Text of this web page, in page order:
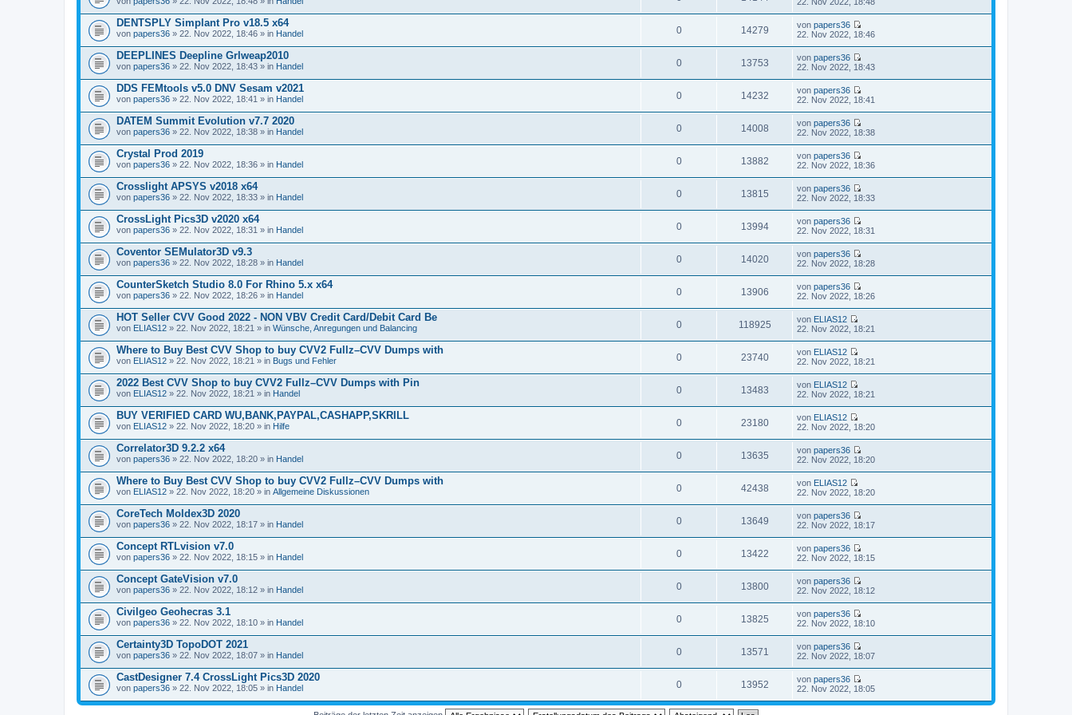
t
r
g
i
t
r
g
s
t
r
i
t
r
g
s
t
r
i
t
r
g
DENTSPLY Simplant Pro v18.5 x64
von papers36 » 22. Nov 2022, 18:46 » in Handel 0 14279 von papers36
N
s
t
r
i
t
r
g
22. Nov 2022, 18:46
DEEPLINES Deepline Grlweap2010
von papers36 » 22. Nov 2022, 18:43 » in Handel 0 13753 von papers36
N
s
t
r
i
t
r
g
22. Nov 2022, 18:43
DDS FEMtools v5.0 DNV Sesam v2021
von papers36 » 22. Nov 2022, 18:41 » in Handel 0 14232 von papers36
N
s
t
r
i
t
r
g
22. Nov 2022, 18:41
DATEM Summit Evolution v7.7 2020
von papers36 » 22. Nov 2022, 18:38 » in Handel 0 14008 von papers36
N
s
t
r
i
t
r
g
22. Nov 2022, 18:38
Crystal Prod 2019
von papers36 » 22. Nov 2022, 18:36 » in Handel 0 13882 von papers36
N
s
t
r
i
t
r
g
22. Nov 2022, 18:36
Crosslight APSYS v2018 x64
von papers36 » 22. Nov 2022, 18:33 » in Handel 0 13815 von papers36
N
s
t
r
i
t
r
g
22. Nov 2022, 18:33
CrossLight Pics3D v2020 x64
von papers36 » 22. Nov 2022, 18:31 » in Handel 0 13994 von papers36
N
s
t
r
i
t
r
g
22. Nov 2022, 18:31
Coventor SEMulator3D v9.3
von papers36 » 22. Nov 2022, 18:28 » in Handel 0 14020 von papers36
N
s
t
r
i
t
r
g
22. Nov 2022, 18:28
CounterSketch Studio 8.0 For Rhino 5.x x64
von papers36 » 22. Nov 2022, 18:26 » in Handel 0 13906 von papers36
N
s
t
r
i
t
r
g
22. Nov 2022, 18:26
HOT Seller CVV Good 2022 - NON VBV Credit Card/Debit Card Be
von ELIAS12 » 22. Nov 2022, 18:21 » in Wünsche, Anregungen und Balancing 0 118925 von ELIAS12
N
s
t
r
i
t
r
a
g
22. Nov 2022, 18:21
Where to Buy Best CVV Shop to buy CVV2 Fullz–CVV Dumps with
von ELIAS12 » 22. Nov 2022, 18:21 » in Bugs und Fehler 0 23740 von ELIAS12
N
s
t
r
e
i
t
r
g
22. Nov 2022, 18:21
2022 Best CVV Shop to buy CVV2 Fullz–CVV Dumps with Pin
von ELIAS12 » 22. Nov 2022, 18:21 » in Handel 0 13483 von ELIAS12
N
s
t
e
r
i
t
r
a
g
22. Nov 2022, 18:21
BUY VERIFIED CARD WU,BANK,PAYPAL,CASHAPP,SKRILL
von ELIAS12 » 22. Nov 2022, 18:20 » in Hilfe 0 23180 von ELIAS12
N
u
e
s
t
r
e
i
t
r
a
g
22. Nov 2022, 18:20
Correlator3D 9.2.2 x64
von papers36 » 22. Nov 2022, 18:20 » in Handel 0 13635 von papers36
N
s
t
r
i
t
r
g
22. Nov 2022, 18:20
Where to Buy Best CVV Shop to buy CVV2 Fullz–CVV Dumps with
von ELIAS12 » 22. Nov 2022, 18:20 » in Allgemeine Diskussionen 0 42438 von ELIAS12
N
u
e
s
t
e
r
e
i
t
r
a
g
22. Nov 2022, 18:20
CoreTech Moldex3D 2020
von papers36 » 22. Nov 2022, 18:17 » in Handel 0 13649 von papers36
N
s
t
r
i
t
r
g
22. Nov 2022, 18:17
Concept RTLvision v7.0
von papers36 » 22. Nov 2022, 18:15 » in Handel 0 13422 von papers36
N
s
t
r
i
t
r
g
22. Nov 2022, 18:15
Concept GateVision v7.0
von papers36 » 22. Nov 2022, 18:12 » in Handel 0 13800 von papers36
N
s
t
r
i
t
r
22. Nov 2022, 18:12
Civilgeo Geohecras 3.1
von papers36 » 22. Nov 2022, 18:10 » in Handel 0 13825 von papers36
N
s
t
r
e
22. Nov 2022, 18:10
Certainty3D TopoDOT 2021
von papers36 » 22. Nov 2022, 18:07 » in Handel 0 13571 von papers36
N
s
t
22. Nov 2022, 18:07
CastDesigner 7.4 CrossLight Pics3D 2020
von papers36 » 22. Nov 2022, 18:05 » in Handel 0 13952 von papers36
N
u
22. Nov 2022, 18:05